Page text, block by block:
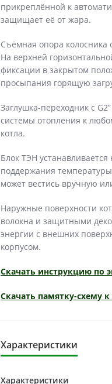
прикреплённой к
защищает её от жара.
Съёмная опора колосника
На верхней
фиксации в закрытом
просыпания горящую
Заглушка-переходник с
системы отопления к
котла.
Блок ТЭН
поддержания
может вестись вручную
Наружные поверхности
волокна и защитными
энергии с внешних
корпусом.
Скачать инструкцию по
Скачать памятку-схему
Характеристики
Характеристики